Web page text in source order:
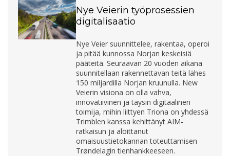
Nye Veierin työprosessien
digitalisaatio
Nye Veier suunnittelee, rakentaa, operoi
ja pitää kunnossa Norjan keskeisiä
pääteitä. Seuraavan 20 vuoden aikana
suunnitellaan rakennettavan teitä lähes
150 miljardilla Norjan kruunulla. New
Veierin visiona on olla vahva,
innovatiivinen ja täysin digitaalinen
toimija, mihin liittyen Triona on yhdessä
Trimblen kanssa kehittänyt AIM-
ratkaisun ja aloittanut
omaisuustietokannan toteuttamisen
Trøndelagin tienhankkeeseen.